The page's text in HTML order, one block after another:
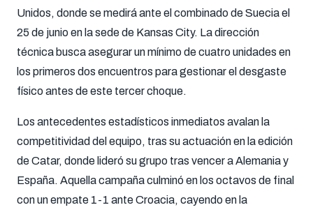
Unidos, donde se medirá ante el combinado de Suecia el
25 de junio en la sede de Kansas City. La dirección
técnica busca asegurar un mínimo de cuatro unidades en
los primeros dos encuentros para gestionar el desgaste
físico antes de este tercer choque.
Los antecedentes estadísticos inmediatos avalan la
competitividad del equipo, tras su actuación en la edición
de Catar, donde lideró su grupo tras vencer a Alemania y
España. Aquella campaña culminó en los octavos de final
con un empate 1-1 ante Croacia, cayendo en la